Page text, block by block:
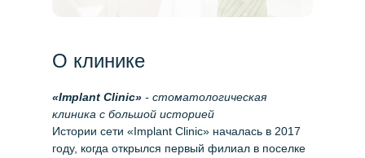
О клинике
«Implant Clinic» - стоматологическая
клиника с большой историей
Истории сети «Implant Clinic» началась в 2017
году, когда открылся первый филиал в поселке